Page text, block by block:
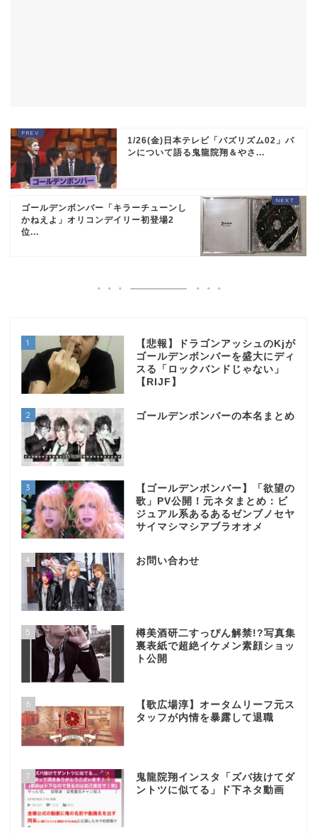
1/26(金)日本テレビ「バズリズム02」パ
ンについて語る鬼龍院翔＆やさ...
ゴールデンボンバー「キラーチューンし
かねえよ」オリコンデイリー初登場2
位...
1
【悲報】ドラゴンアッシュのKjが
ゴールデンボンバーを盛大にディ
スる「ロックバンドじゃない」
【RIJF】
2 ゴールデンボンバーの本名まとめ
3
【ゴールデンボンバー】「欲望の
歌」PV公開！元ネタまとめ：ビ
ジュアル系あるあるゼンブノセヤ
サイマシマシアブラオオメ
4 お問い合わせ
5
樽美酒研二すっぴん解禁!?写真集
裏表紙で超絶イケメン素顔ショッ
ト公開
6
【歌広場淳】オータムリーフ元ス
タッフが内情を暴露して退職
7
鬼龍院翔インスタ「ズバ抜けてダ
ントツに似てる」ド下ネタ動画